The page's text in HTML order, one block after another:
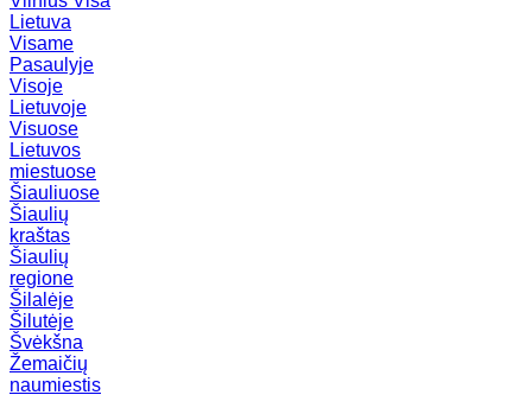
Lietuva
Visame
Pasaulyje
Visoje
Lietuvoje
Visuose
Lietuvos
miestuose
Šiauliuose
Šiaulių
kraštas
Šiaulių
regione
Šilalėje
Šilutėje
Švėkšna
Žemaičių
naumiestis